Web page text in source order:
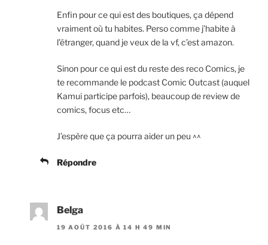
Enfin pour ce qui est des boutiques, ça dépend
vraiment où tu habites. Perso comme j’habite à
l’étranger, quand je veux de la vf, c’est amazon.
Sinon pour ce qui est du reste des reco Comics, je
te recommande le podcast Comic Outcast (auquel
Kamui participe parfois), beaucoup de review de
comics, focus etc…
J’espère que ça pourra aider un peu ^^
Répondre
Belga
19 AOÛT 2016 À 14 H 49 MIN